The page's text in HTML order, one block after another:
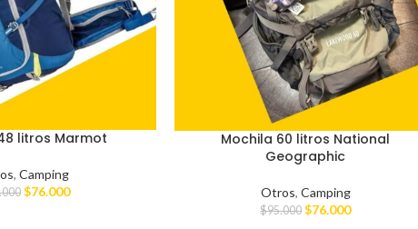
litros Marmot
,Camping
$76.000
Mochila 60 litros National
Geographic
Otros, Camping
$95.000 $76.000